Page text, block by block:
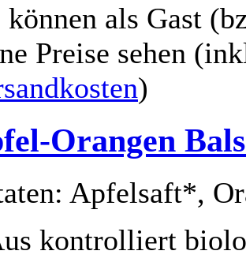
können als Gast
Preise sehen
)
Orangen
Apfelsaft*,
kontrolliert